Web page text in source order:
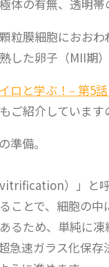
体の有無、透明帯
粒膜細胞におお
した卵子（MII期）
ロと学ぶ！‒ 第5
ご紹介しています
準備。
）」と呼
ことで、細胞の
るため、単純に
急速ガラス化保